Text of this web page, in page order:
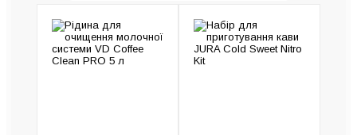
Універсальні засоби для кавомашин